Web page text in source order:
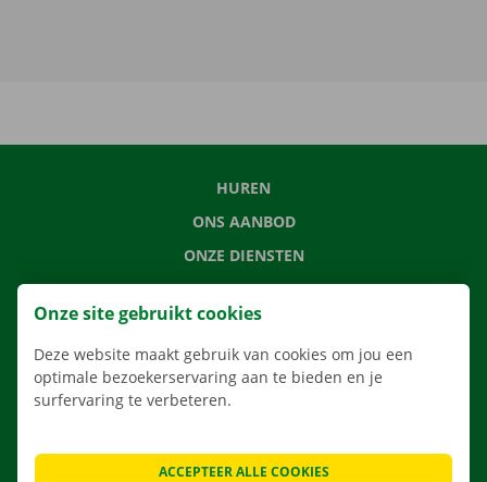
HUREN
ONS AANBOD
ONZE DIENSTEN
LOCATIES
APP
VERHUISOPLOSSINGEN
CONTACTEER ONS
Onze site gebruikt cookies
Deze website maakt gebruik van cookies om jou een
optimale bezoekerservaring aan te bieden en je
surfervaring te verbeteren.
ACCEPTEER ALLE COOKIES